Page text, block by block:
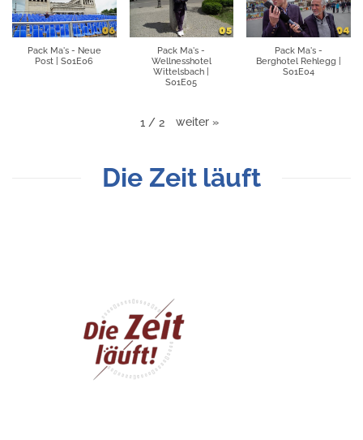
Pack Ma's - Neue
Post | S01E06
Pack Ma's -
Wellnesshotel
Wittelsbach |
S01E05
Pack Ma's -
Berghotel Rehlegg |
S01E04
1 / 2 weiter »
Die Zeit läuft